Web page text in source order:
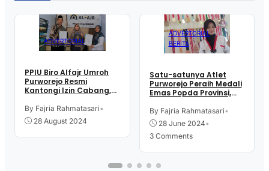
ADVERTORIAL
PPIU Biro Alfajr Umroh
Purworejo Resmi
Kantongi Izin Cabang,
By Fajria Rahmatasari•
28 August 2024
ADVERTORIAL
BERITA
Satu-satunya Atlet
Purworejo Peraih Medali
Emas Popda Provinsi,
Tidak Menyangka Bisa
Juara
By Fajria Rahmatasari•
28 June 2024•
3 Comments